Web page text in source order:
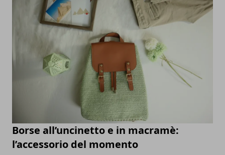
Borse all’uncinetto e in macramè:
l’accessorio del momento